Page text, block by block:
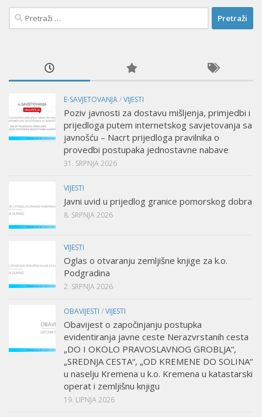
Pretraži:
E-SAVJETOVANJA/VIJESTI
Poziv javnosti za dostavu mišljenja, primjedbi i
prijedloga putem internetskog savjetovanja sa
javnošću – Nacrt prijedloga pravilnika o
provedbi postupaka jednostavne nabave
31. SRPNJA 2026
VIJESTI
Javni uvid u prijedlog granice pomorskog dobra
8. SRPNJA 2026
VIJESTI
Oglas o otvaranju zemljišne knjige za k.o.
Podgradina
2. SRPNJA 2026
OBAVIJESTI /VIJESTI
Obavijest o započinjanju postupka
evidentiranja javne ceste Nerazvrstanih cesta
„DO I OKOLO PRAVOSLAVNOG GROBLJA“,
„SREDNJA CESTA“, „OD KREMENE DO SOLINA“
u naselju Kremena u k.o. Kremena u katastarski
operat i zemljišnu knjigu
19. LIPNJA 2026